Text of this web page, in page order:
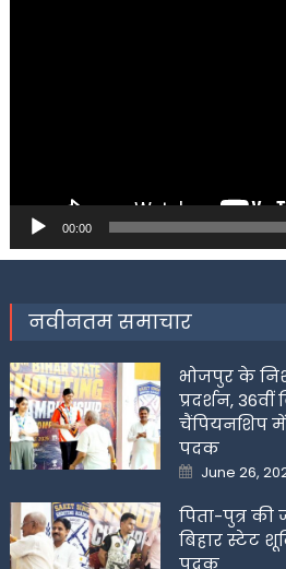
00:00
नवीनतम समाचार
भोजपुर के
प्रदर्शन, 36वीं
चैंपियनशिप
पदक
Posted
on
June 26,
पिता-पुत्र की
बिहार स्टेट
पदक